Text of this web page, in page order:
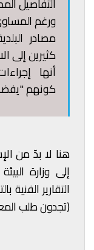
ورغم
مصادر
كثيرين إلى
أنها
كونهم
هنا لا بدّ من
إلى وزارة
التقارير الفنية
(تجدون طلب